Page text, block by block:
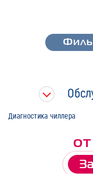
Фильтры
Марка
Диагностика чиллера